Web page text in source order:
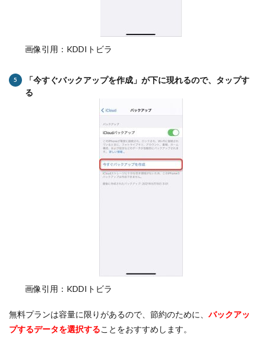
画像引用：KDDIトビラ
「今すぐバックアップを作成」が下に現れるので、タップす
る
画像引用：KDDIトビラ
無料プランは容量に限りがあるので、節約のために、 バックアッ
プするデータを選択することをおすすめします。